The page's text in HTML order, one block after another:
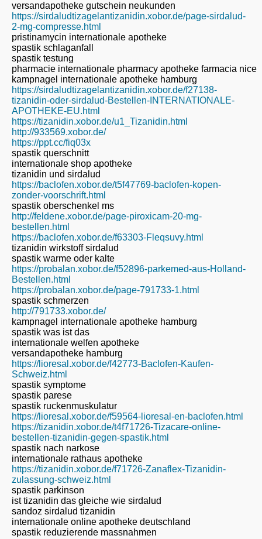
versandapotheke gutschein neukunden
https://sirdaludtizagelantizanidin.xobor.de/page-sirdalud-
2-mg-compresse.html
pristinamycin internationale apotheke
spastik schlaganfall
spastik testung
pharmacie internationale pharmacy apotheke farmacia nice
kampnagel internationale apotheke hamburg
https://sirdaludtizagelantizanidin.xobor.de/f27138-
tizanidin-oder-sirdalud-Bestellen-INTERNATIONALE-
APOTHEKE-EU.html
https://tizanidin.xobor.de/u1_Tizanidin.html
http://933569.xobor.de/
https://ppt.cc/fiq03x
spastik querschnitt
internationale shop apotheke
tizanidin und sirdalud
https://baclofen.xobor.de/t5f47769-baclofen-kopen-
zonder-voorschrift.html
spastik oberschenkel ms
http://feldene.xobor.de/page-piroxicam-20-mg-
bestellen.html
https://baclofen.xobor.de/f63303-Fleqsuvy.html
tizanidin wirkstoff sirdalud
spastik warme oder kalte
https://probalan.xobor.de/f52896-parkemed-aus-Holland-
Bestellen.html
https://probalan.xobor.de/page-791733-1.html
spastik schmerzen
http://791733.xobor.de/
kampnagel internationale apotheke hamburg
spastik was ist das
internationale welfen apotheke
versandapotheke hamburg
https://lioresal.xobor.de/f42773-Baclofen-Kaufen-
Schweiz.html
spastik symptome
spastik parese
spastik ruckenmuskulatur
https://lioresal.xobor.de/f59564-lioresal-en-baclofen.html
https://tizanidin.xobor.de/t4f71726-Tizacare-online-
bestellen-tizanidin-gegen-spastik.html
spastik nach narkose
internationale rathaus apotheke
https://tizanidin.xobor.de/f71726-Zanaflex-Tizanidin-
zulassung-schweiz.html
spastik parkinson
ist tizanidin das gleiche wie sirdalud
sandoz sirdalud tizanidin
internationale online apotheke deutschland
spastik reduzierende massnahmen